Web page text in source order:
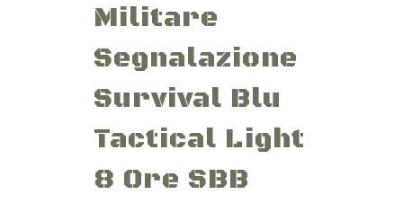
Militare
Segnalazione
Survival Blu
Tactical Light
8 Ore SBB